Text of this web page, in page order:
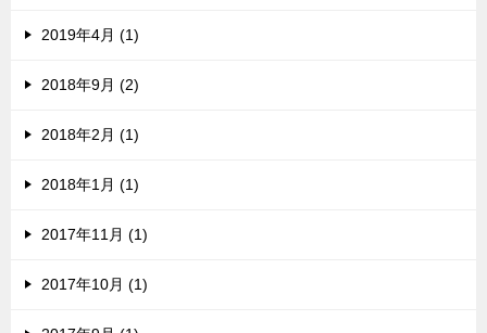
2019年4月 (1)
2018年9月 (2)
2018年2月 (1)
2018年1月 (1)
2017年11月 (1)
2017年10月 (1)